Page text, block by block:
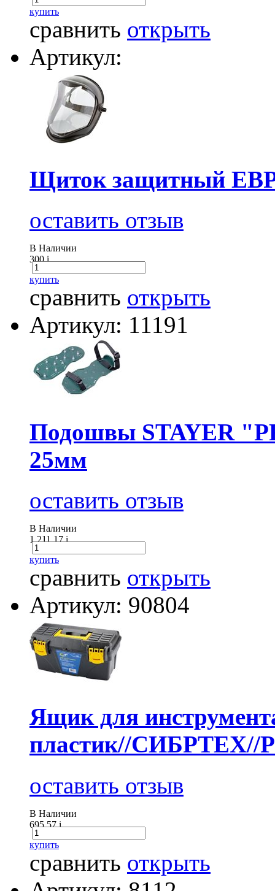
купить
сравнить открыть
Артикул:
Щиток защитный
оставить отзыв
В Наличии
300i
купить
сравнить открыть
Артикул: 11191
Подошвы STAYER
25мм
оставить отзыв
В Наличии
1 211.17i
купить
сравнить открыть
Артикул: 90804
Ящик для
пластик//СИБРТЕХ//
оставить отзыв
В Наличии
695.57i
купить
сравнить открыть